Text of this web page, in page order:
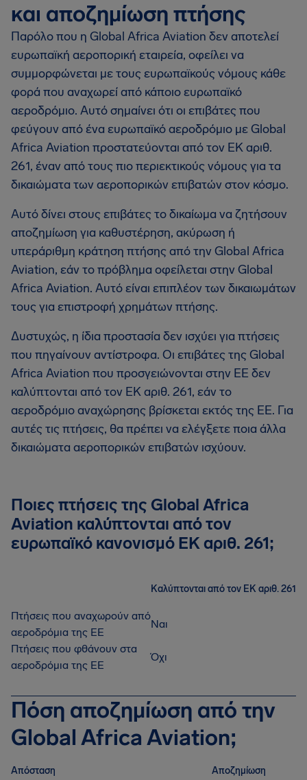
και αποζημίωση πτήσης
Παρόλο που η Global Africa Aviation δεν αποτελεί
ευρωπαϊκή αεροπορική εταιρεία, οφείλει να
συμμορφώνεται με τους ευρωπαϊκούς νόμους κάθε
φορά που αναχωρεί από κάποιο ευρωπαϊκό
αεροδρόμιο. Αυτό σημαίνει ότι οι επιβάτες που
φεύγουν από ένα ευρωπαϊκό αεροδρόμιο με Global
Africa Aviation προστατεύονται από τον ΕΚ αριθ.
261, έναν από τους πιο περιεκτικούς νόμους για τα
δικαιώματα των αεροπορικών επιβατών στον κόσμο.
Αυτό δίνει στους επιβάτες το δικαίωμα να ζητήσουν
αποζημίωση για καθυστέρηση, ακύρωση ή
υπεράριθμη κράτηση πτήσης από την Global Africa
Aviation, εάν το πρόβλημα οφείλεται στην Global
Africa Aviation. Αυτό είναι επιπλέον των δικαιωμάτων
τους για επιστροφή χρημάτων πτήσης.
Δυστυχώς, η ίδια προστασία δεν ισχύει για πτήσεις
που πηγαίνουν αντίστροφα. Οι επιβάτες της Global
Africa Aviation που προσγειώνονται στην ΕΕ δεν
καλύπτονται από τον ΕΚ αριθ. 261, εάν το
αεροδρόμιο αναχώρησης βρίσκεται εκτός της ΕΕ. Για
αυτές τις πτήσεις, θα πρέπει να ελέγξετε ποια άλλα
δικαιώματα αεροπορικών επιβατών ισχύουν.
Ποιες πτήσεις της Global Africa
Aviation καλύπτονται από τον
ευρωπαϊκό κανονισμό ΕΚ αριθ. 261;
Καλύπτονται από τον ΕΚ αριθ. 261
Πτήσεις που αναχωρούν από
αεροδρόμια της ΕΕ
Ναι
Πτήσεις που φθάνουν στα
αεροδρόμια της ΕΕ
Όχι
Πόση αποζημίωση από την
Global Africa Aviation;
Απόσταση Αποζημίωση